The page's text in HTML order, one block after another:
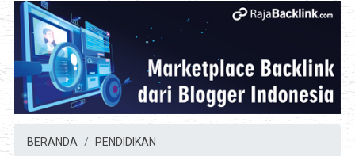
BERANDA PENDIDIKAN